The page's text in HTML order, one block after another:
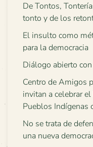
De Tontos,
tonto y de los
El insulto como
para la democracia
Diálogo abierto
Centro de Amigos
invitan a celebrar
Pueblos Indígenas
No se trata de
una nueva